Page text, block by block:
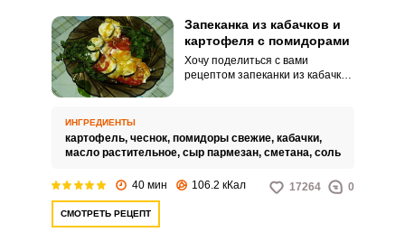
Запеканка из кабачков и
картофеля с помидорами
Хочу поделиться с вами
рецептом запеканки из кабачков
просто приготовить – это просто
замечательно.Запеканка
получается сытной и сочной с
ИНГРЕДИЕНТЫ
картофель, чеснок, помидоры свежие, кабачки,
масло растительное, сыр пармезан, сметана, соль
40 мин 106.2 кКал 17264 0
СМОТРЕТЬ РЕЦЕПТ